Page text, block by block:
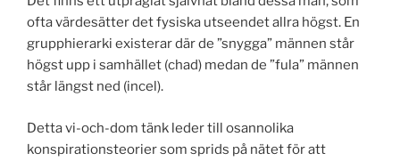
ofta värdesätter det fysiska utseendet allra högst. En
grupphierarki existerar där de ”snygga” männen står
högst upp i samhället (chad) medan de ”fula” männen
står längst ned (incel).
Detta vi-och-dom tänk leder till osannolika
konspirationsteorier som sprids på nätet för att